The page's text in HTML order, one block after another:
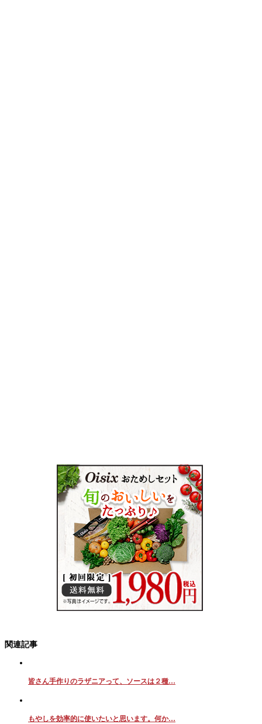
関連記事
皆さん手作りのラザニアって、ソースは２種…
もやしを効率的に使いたいと思います。何か…